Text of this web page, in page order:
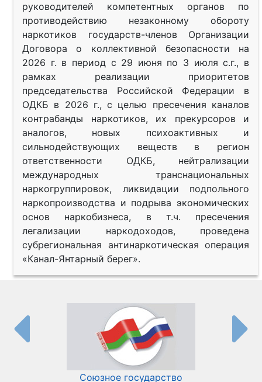
руководителей компетентных органов по
противодействию незаконному обороту
наркотиков государств-членов Организации
Договора о коллективной безопасности на
2026 г. в период с 29 июня по 3 июля с.г., в
рамках реализации приоритетов
председательства Российской Федерации в
ОДКБ в 2026 г., с целью пресечения каналов
контрабанды наркотиков, их прекурсоров и
аналогов, новых психоактивных и
сильнодействующих веществ в регион
ответственности ОДКБ, нейтрализации
международных транснациональных
наркогруппировок, ликвидации подпольного
наркопроизводства и подрыва экономических
основ наркобизнеса, в т.ч. пресечения
легализации наркодоходов, проведена
субрегиональная антинаркотическая операция
«Канал-Янтарный берег».
Союзное государство